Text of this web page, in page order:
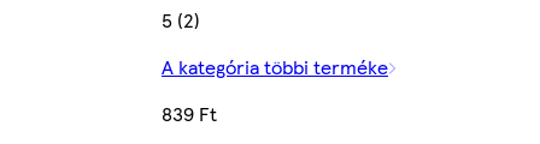
5 (2)
A kategória többi terméke
839 Ft